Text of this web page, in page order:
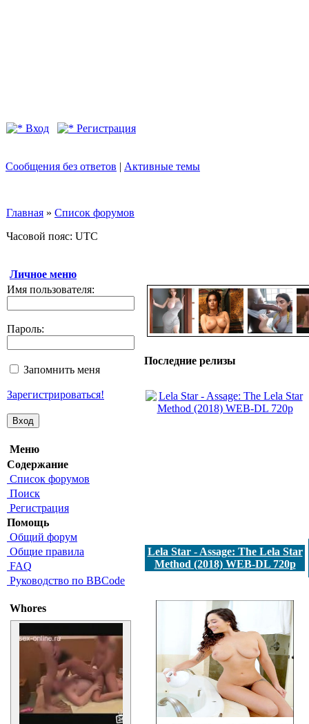
Вход Регистрация
Сообщения без ответов | Активные темы
Главная » Список форумов
Часовой пояс: UTC
Личное меню
Имя пользователя:
Пароль:
Запомнить меня
Зарегистрироваться!
Меню
Содержание
Список форумов
Поиск
Регистрация
Помощь
Общий форум
Общие правила
FAQ
Руководство по BBCode
Whores
Последние релизы
Lela Star - Assage: The Lela Star
Method (2018) WEB-DL 720p